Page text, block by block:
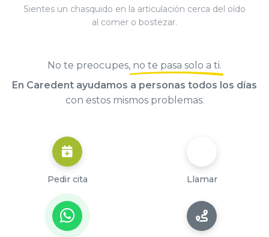
Sientes un chasquido en la articulación cerca del oído
al comer o bostezar.
No te preocupes, no te pasa solo a ti.
En Caredent ayudamos a personas todos los días
con estos mismos problemas.
Pedir cita Llamar